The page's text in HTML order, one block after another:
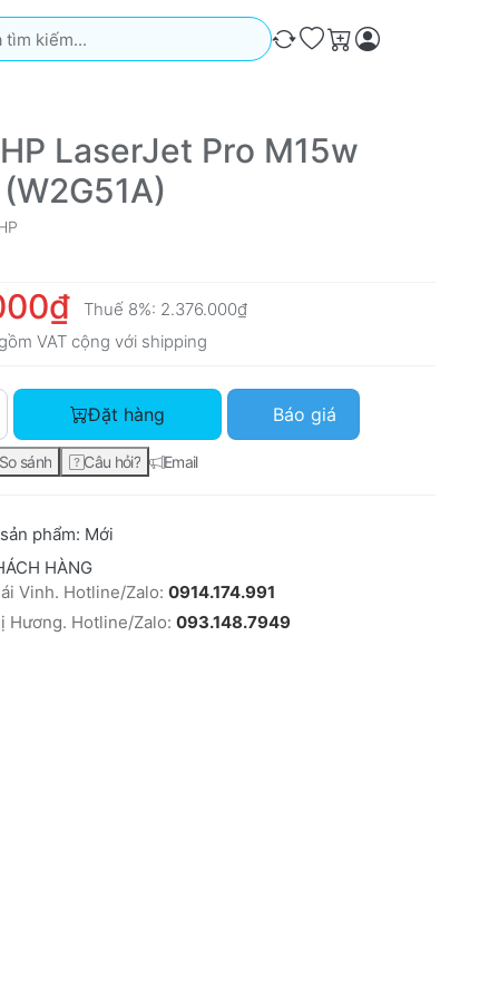
Kết quả sẽ tự động xuất hiện khi bạn nhập. Nhấn phím
So sánh
Ưa thích
Giỏ hàng
LaserJet Pro M15w
Thuế 8%: 2.376.000₫
VAT cộng với shipping
Máy in HP LaserJet Pro M15w Printer (W2G51A) với giá
Đặt hàng Báo giá
So sánh Câu hỏi? Email
phẩm: Mới
HÀNG
Vinh. Hotline/Zalo: 0914.174.991
Hương. Hotline/Zalo: 093.148.7949